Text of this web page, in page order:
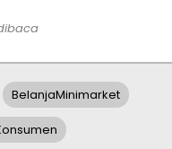
BelanjaMinimarket